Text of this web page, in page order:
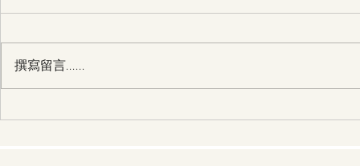
28/3 第30天 主，請幫助我過
27/3 第29天 主，請幫助
撰寫留言......